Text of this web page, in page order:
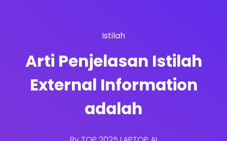
Istilah
Arti Penjelasan Istilah
External Information
adalah